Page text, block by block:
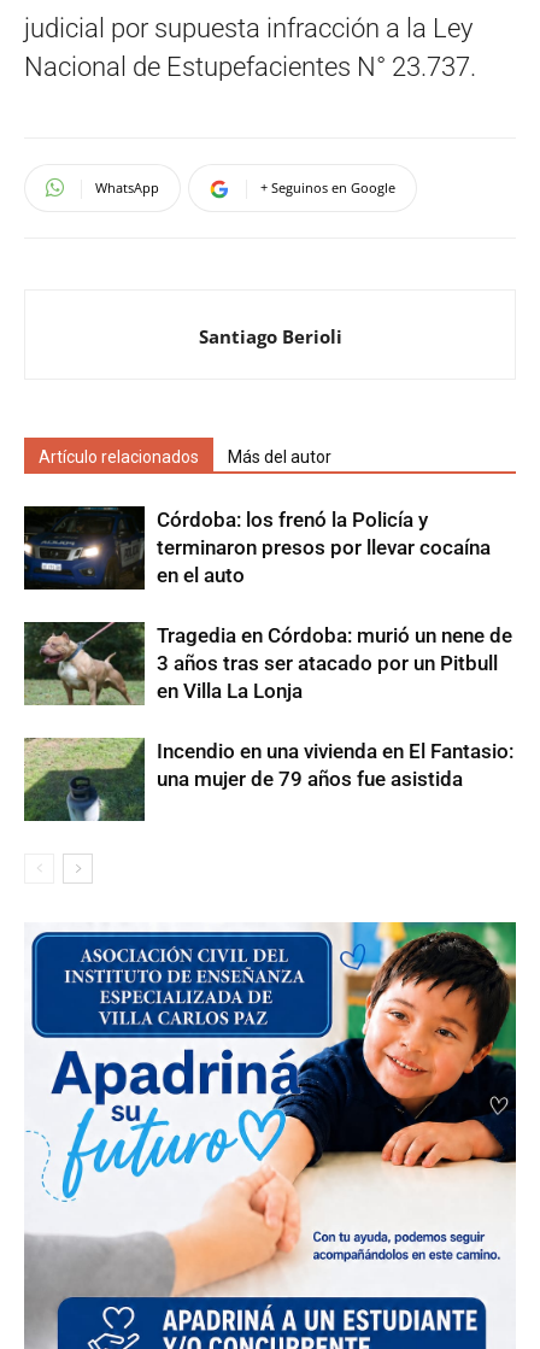
judicial por supuesta infracción a la Ley
Nacional de Estupefacientes N° 23.737.
WhatsApp + Seguinos en Google
Santiago Berioli
Artículo relacionados Más del autor
Córdoba: los frenó la Policía y
terminaron presos por llevar cocaína
en el auto
Tragedia en Córdoba: murió un nene de
3 años tras ser atacado por un Pitbull
en Villa La Lonja
Incendio en una vivienda en El Fantasio:
una mujer de 79 años fue asistida